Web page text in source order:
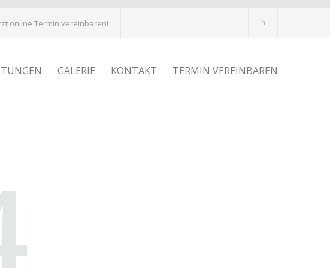
online Termin vereinbaren!
GALERIE KONTAKT TERMIN VEREINBAREN